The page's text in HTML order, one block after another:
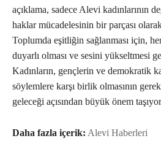
açıklama, sadece Alevi kadınlarının
haklar mücadelesinin bir parçası
Toplumda eşitliğin sağlanması için,
duyarlı olması ve sesini yükseltmesi
Kadınların, gençlerin ve demokratik
söylemlere karşı birlik olmasının
geleceği açısından büyük önem
Daha fazla içerik: Alevi Haberleri